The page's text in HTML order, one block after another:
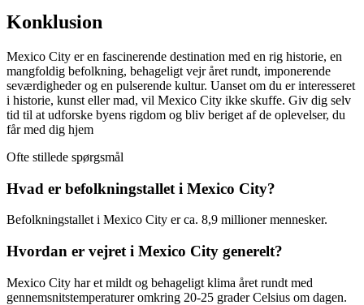
Konklusion
Mexico City er en fascinerende destination med en rig historie, en
mangfoldig befolkning, behageligt vejr året rundt, imponerende
seværdigheder og en pulserende kultur. Uanset om du er interesseret
i historie, kunst eller mad, vil Mexico City ikke skuffe. Giv dig selv
tid til at udforske byens rigdom og bliv beriget af de oplevelser, du
får med dig hjem
Ofte stillede spørgsmål
Hvad er befolkningstallet i Mexico City?
Befolkningstallet i Mexico City er ca. 8,9 millioner mennesker.
Hvordan er vejret i Mexico City generelt?
Mexico City har et mildt og behageligt klima året rundt med
gennemsnitstemperaturer omkring 20-25 grader Celsius om dagen.